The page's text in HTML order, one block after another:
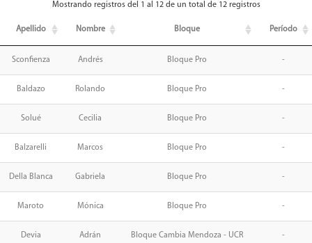
Mostrando registros del 1 al 12 de un total de 12 registros
Apellido Nombre Bloque Período
Sconfienza Andrés Bloque Pro -
Baldazo Rolando Bloque Pro -
Solué Cecilia Bloque Pro -
Balzarelli Marcos Bloque Pro -
Della Blanca Gabriela Bloque Pro -
Maroto Mónica Bloque Pro -
Devia Adrán Bloque Cambia Mendoza - UCR -